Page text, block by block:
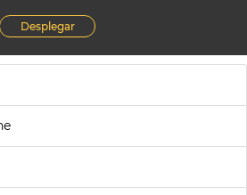
Desplegar